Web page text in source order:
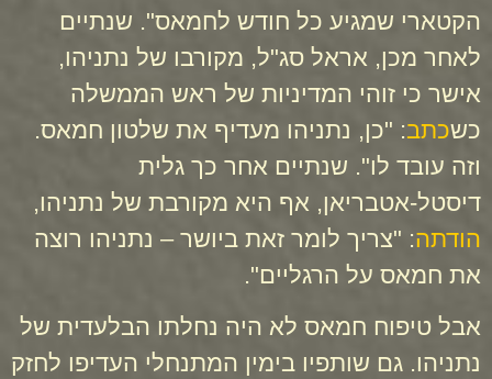
הקטארי שמגיע כל חודש לחמאס". שנתיים
לאחר מכן, אראל סג"ל, מקורבו של נתניהו,
אישר כי זוהי המדיניות של ראש הממשלה
כשכתב: "כן, נתניהו מעדיף את שלטון חמאס.
וזה עובד לו". שנתיים אחר כך גלית
דיסטל-אטבריאן, אף היא מקורבת של נתניהו,
הודתה: "צריך לומר זאת ביושר – נתניהו רוצה
את חמאס על הרגליים".
אבל טיפוח חמאס לא היה נחלתו הבלעדית של
נתניהו. גם שותפיו בימין המתנחלי העדיפו לחזק